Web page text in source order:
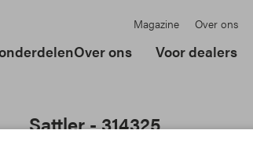
Magazine Over ons
Over ons Voor dealers
Sattler - 314325